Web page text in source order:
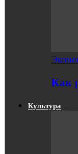
Как
Культура